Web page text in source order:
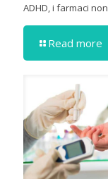
ADHD, i farmaci
Read more